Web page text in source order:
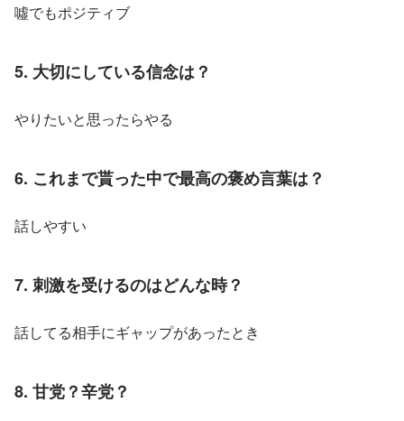
噓でもポジティブ
5. 大切にしている信念は？
やりたいと思ったらやる
6. これまで貰った中で最高の褒め言葉は？
話しやすい
7. 刺激を受けるのはどんな時？
話してる相手にギャップがあったとき
8. 甘党？辛党？